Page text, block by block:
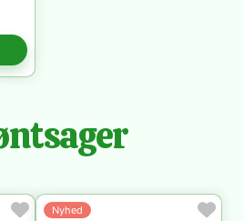
Nyhed